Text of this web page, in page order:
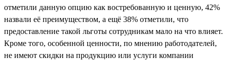
отметили данную опцию как востребованную и ценную, 42%
назвали её преимуществом, а ещё 38% отметили, что
предоставление такой льготы сотрудникам мало на что влияет.
Кроме того, особенной ценности, по мнению работодателей,
не имеют скидки на продукцию или услуги компании